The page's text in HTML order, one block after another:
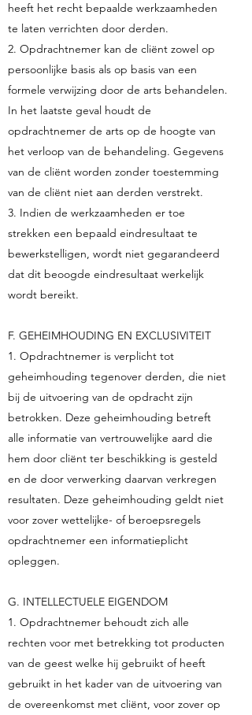
heeft het recht bepaalde werkzaamheden
te laten verrichten door derden.
2. Opdrachtnemer kan de cliënt zowel op
persoonlijke basis als op basis van een
formele verwijzing door de arts behandelen.
In het laatste geval houdt de
opdrachtnemer de arts op de hoogte van
het verloop van de behandeling. Gegevens
van de cliënt worden zonder toestemming
van de cliënt niet aan derden verstrekt.
3. Indien de werkzaamheden er toe
strekken een bepaald eindresultaat te
bewerkstelligen, wordt niet gegarandeerd
dat dit beoogde eindresultaat werkelijk
wordt bereikt.
F. GEHEIMHOUDING EN EXCLUSIVITEIT
1. Opdrachtnemer is verplicht tot
geheimhouding tegenover derden, die niet
bij de uitvoering van de opdracht zijn
betrokken. Deze geheimhouding betreft
alle informatie van vertrouwelijke aard die
hem door cliënt ter beschikking is gesteld
en de door verwerking daarvan verkregen
resultaten. Deze geheimhouding geldt niet
voor zover wettelijke- of beroepsregels
opdrachtnemer een informatieplicht
opleggen.
G. INTELLECTUELE EIGENDOM
1. Opdrachtnemer behoudt zich alle
rechten voor met betrekking tot producten
van de geest welke hij gebruikt of heeft
gebruikt in het kader van de uitvoering van
de overeenkomst met cliënt, voor zover op